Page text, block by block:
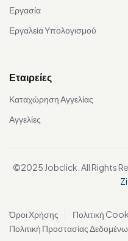
Εργασία
Εργαλεία Υπολογισμού
Εταιρείες
Καταχώρηση Αγγελίας
Αγγελίες
©2025 Jobclick. All Rights
Όροι Χρήσης
Πολιτική
Πολιτική Προστασίας